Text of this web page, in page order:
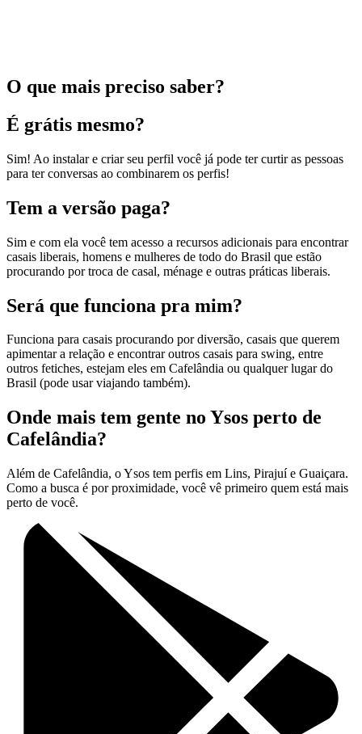
O que mais preciso saber?
É grátis mesmo?
Sim! Ao instalar e criar seu perfil você já pode ter curtir as pessoas
para ter conversas ao combinarem os perfis!
Tem a versão paga?
Sim e com ela você tem acesso a recursos adicionais para encontrar
casais liberais, homens e mulheres de todo do Brasil que estão
procurando por troca de casal, ménage e outras práticas liberais.
Será que funciona pra mim?
Funciona para casais procurando por diversão, casais que querem
apimentar a relação e encontrar outros casais para swing, entre
outros fetiches, estejam eles em Cafelândia ou qualquer lugar do
Brasil (pode usar viajando também).
Onde mais tem gente no Ysos perto de
Cafelândia?
Além de Cafelândia, o Ysos tem perfis em Lins, Pirajuí e Guaiçara.
Como a busca é por proximidade, você vê primeiro quem está mais
perto de você.